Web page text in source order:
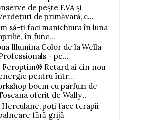
de pește EVA și
de primăvară, c...
să-ți faci manichiura în luna
în func...
Illumina Color de la Wella
- pe...
Feroptim® Retard ai din nou
pentru într...
boem cu parfum de
oferit de Wally...
Herculane, poți face terapii
fără grijă